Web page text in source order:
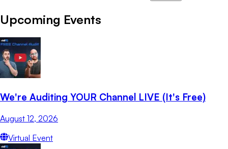
Upcoming Events
We're Auditing YOUR Channel LIVE (It's Free)
August 12, 2026
Virtual Event